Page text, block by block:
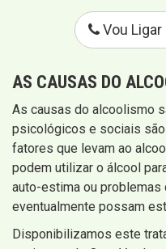
Vou Ligar
AS CAUSAS DO
As causas do alcoolismo
psicológicos e sociais
fatores que levam ao
podem utilizar o álcool
auto-estima ou problemas
eventualmente possam
Disponibilizamos este